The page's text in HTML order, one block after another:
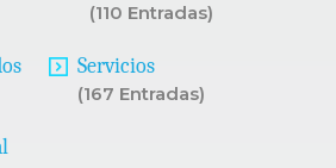
(110 Entradas)
Servicios
(167 Entradas)